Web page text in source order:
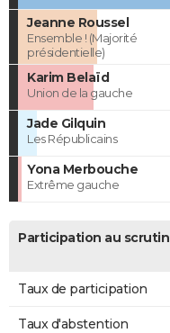
Jeanne Roussel
Ensemble ! (Majorité
présidentielle)
Karim Belaïd
Union de la gauche
Jade Gilquin
Les Républicains
Yona Merbouche
Extrême gauche
Participation au scrutin
Taux de participation
Taux d'abstention